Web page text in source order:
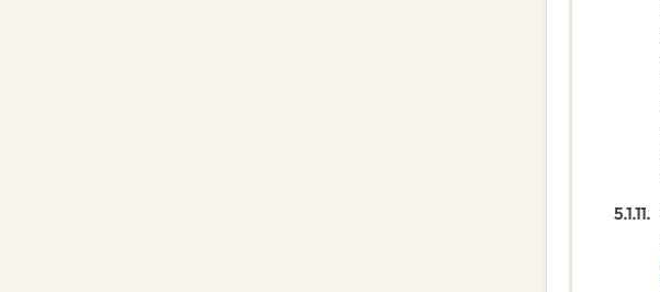
5.1.11.